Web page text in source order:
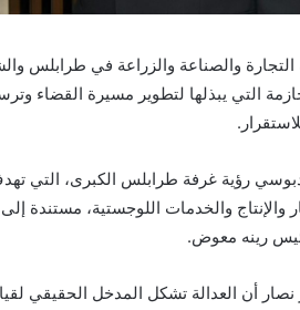
والصناعة والزراعة في طرابلس
التي يبذلها لتطوير مسيرة القضاء
رؤية غرفة طرابلس الكبرى، التي
والإنتاج والخدمات اللوجستية، مستندة
رينه معوض.
أن العدالة تشكل المدخل الحقيقي